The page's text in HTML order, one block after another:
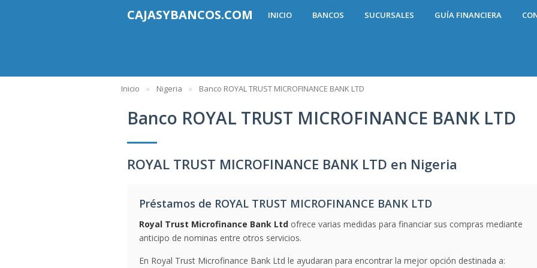
CAJASYBANCOS.COM INICIO BANCOS SUCURSALES GUÍA FINANCIERA
Inicio Nigeria Banco ROYAL TRUST MICROFINANCE BANK LTD
Banco ROYAL TRUST MICROFINANCE BANK LTD
ROYAL TRUST MICROFINANCE BANK LTD en Nigeria
Préstamos de ROYAL TRUST MICROFINANCE BANK LTD
Royal Trust Microfinance Bank Ltd ofrece varias medidas para financiar sus compras mediante
anticipo de nominas entre otros servicios.
En Royal Trust Microfinance Bank Ltd le ayudaran para encontrar la mejor opción destinada a: